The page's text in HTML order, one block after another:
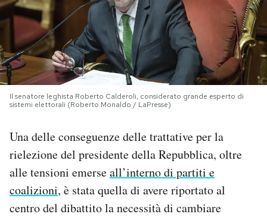
PODCAST
NEWSLETTER
I MIEI PREFERITI
AREA PERSONALE
Il senatore leghista Roberto Calderoli, considerato grande esperto di
sistemi elettorali (Roberto Monaldo / LaPresse)
Una delle conseguenze delle trattative per la
rielezione del presidente della Repubblica, oltre
alle tensioni emerseall’interno di partiti e
coalizioni, è stata quella di avere riportato al
centro del dibattito la necessità di cambiare